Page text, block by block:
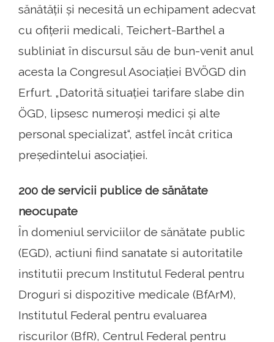
sănătății și necesită un echipament adecvat
cu ofițerii medicali, Teichert-Barthel a
subliniat în discursul său de bun-venit anul
acesta la Congresul Asociației BVÖGD din
Erfurt. „Datorită situației tarifare slabe din
ÖGD, lipsesc numeroși medici și alte
personal specializat“, astfel încât critica
președintelui asociației.
200 de servicii publice de sănătate
neocupate
În domeniul serviciilor de sănătate public
(EGD), actiuni fiind sanatate si autoritatile
institutii precum Institutul Federal pentru
Droguri si dispozitive medicale (BfArM),
Institutul Federal pentru evaluarea
riscurilor (BfR), Centrul Federal pentru